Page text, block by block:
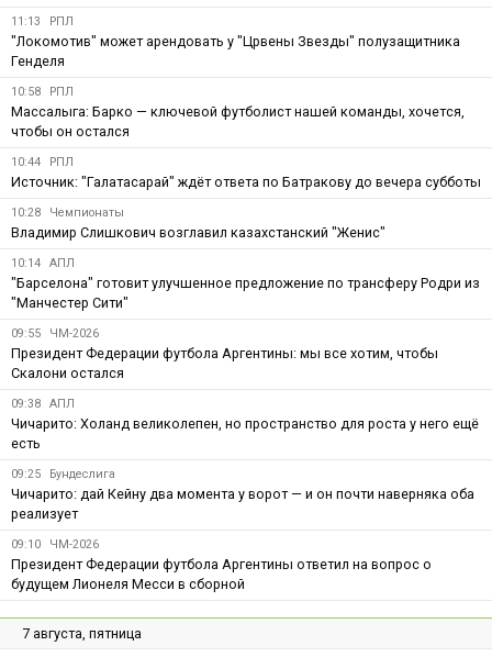
11:13 РПЛ
"Локомотив" может арендовать у "Црвены Звезды" полузащитника
Генделя
10:58 РПЛ
Массалыга: Барко — ключевой футболист нашей команды, хочется,
чтобы он остался
10:44 РПЛ
Источник: "Галатасарай" ждёт ответа по Батракову до вечера субботы
10:28 Чемпионаты
Владимир Слишкович возглавил казахстанский "Женис"
10:14 АПЛ
"Барселона" готовит улучшенное предложение по трансферу Родри из
"Манчестер Сити"
09:55 ЧМ-2026
Президент Федерации футбола Аргентины: мы все хотим, чтобы
Скалони остался
09:38 АПЛ
Чичарито: Холанд великолепен, но пространство для роста у него ещё
есть
09:25 Бундеслига
Чичарито: дай Кейну два момента у ворот — и он почти наверняка оба
реализует
09:10 ЧМ-2026
Президент Федерации футбола Аргентины ответил на вопрос о
будущем Лионеля Месси в сборной
7 августа, пятница